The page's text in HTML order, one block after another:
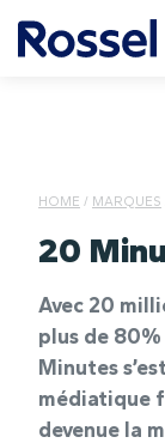
HOME / MARQUES
20
Avec 20
plus de
Minutes
médiatique
devenue la